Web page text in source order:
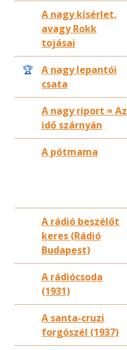
A nagy kísérlet,
avagy Rokk
tojásai
🏆
A nagy lepantói
csata
A nagy riport = Az
idő szárnyán
A pótmama
A rádió beszélőt
keres (Rádió
Budapest)
A rádiócsoda
(1931)
A santa-cruzi
forgószél (1937)